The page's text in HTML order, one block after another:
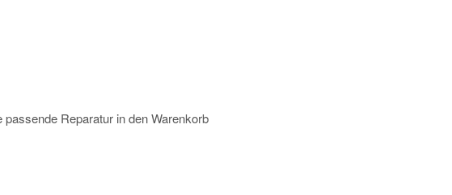
Reparatur in den Warenkorb